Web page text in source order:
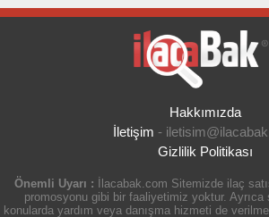
Hakkımızda
İletişim -
Gizlilik Politikası
Önemli Uyarı :
İlacabak.com Sitemizde ilaç
promosyonu gibi bir faaliyetimiz yoktur. Ayrıca
konularda yardım veya danışma hizmeti de